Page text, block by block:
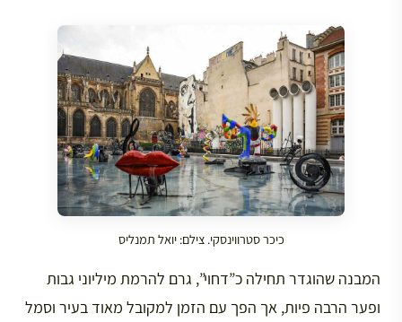
כיכר סטרווינסקי. צילם: יואל תמנליס
המבנה שהוגדר תחילה כ”דחוי”, גרם להרמת מיליוני גבות
ופער הרבה פיות, אך הפך עם הזמן למקובל מאוד בעיר וסמל